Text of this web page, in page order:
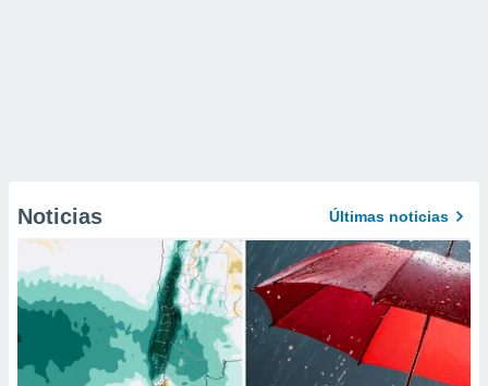
Noticias Últimas noticias